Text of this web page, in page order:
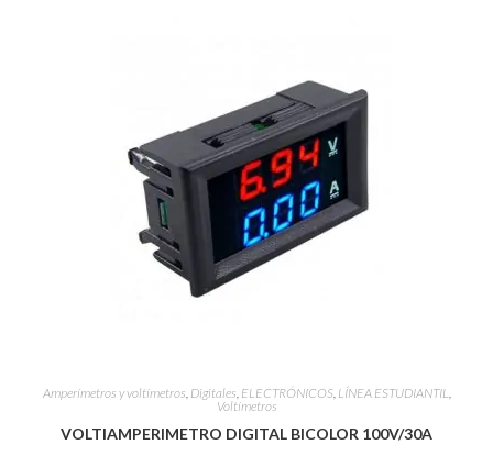
Amperímetros y voltímetros Digitales ELECTRÓNICOS, LÍNEA ESTUDIANTIL
Voltímetros
VOLTIAMPERIMETRO DIGITAL BICOLOR 100V/30A